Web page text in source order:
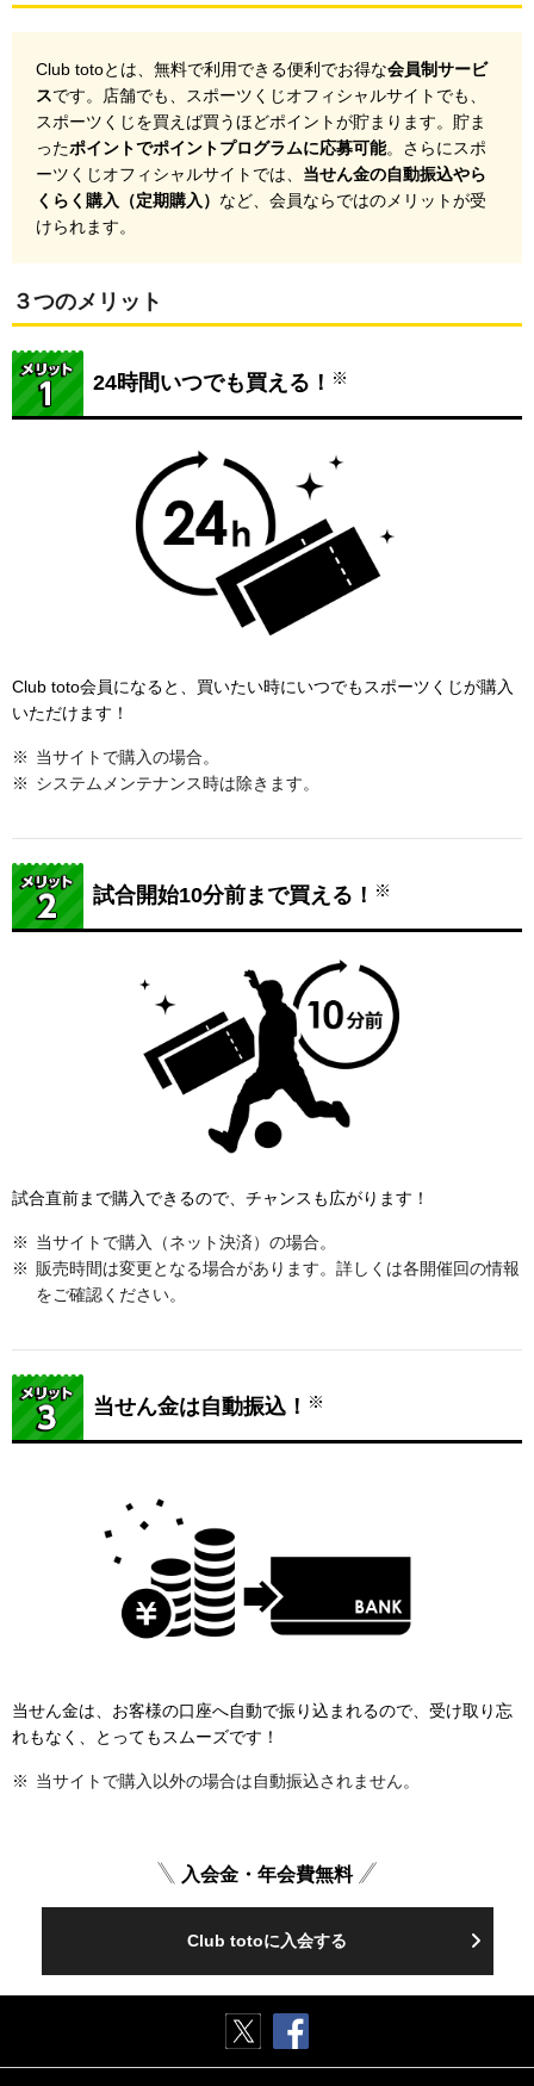
Club totoとは、無料で利用できる便利でお得な会員制サービ
スです。店舗でも、スポーツくじオフィシャルサイトでも、
スポーツくじを買えば買うほどポイントが貯まります。貯ま
ったポイントでポイントプログラムに応募可能。さらにスポ
ーツくじオフィシャルサイトでは、 当せん金の自動振込やら
くらく購入（定期購入） など、会員ならではのメリットが受
けられます。
３つのメリット
24時間いつでも買える！ ※
Club toto会員になると、買いたい時にいつでもスポーツくじが購入
いただけます！
当サイトで購入の場合。
システムメンテナンス時は除きます。
試合開始10分前まで買える！ ※
試合直前まで購入できるので、チャンスも広がります！
当サイトで購入（ネット決済）の場合。
販売時間は変更となる場合があります。詳しくは各開催回の情報
をご確認ください。
当せん金は自動振込！ ※
当せん金は、お客様の口座へ自動で振り込まれるので、受け取り忘
れもなく、とってもスムーズです！
当サイトで購入以外の場合は自動振込されません。
入会金・年会費無料
Club totoに入会する